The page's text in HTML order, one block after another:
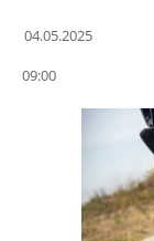
04.05.2025
wählen.
09:00